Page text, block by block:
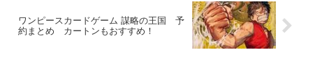
ワンピースカードゲーム 謀略の王国 予
約まとめ カートンもおすすめ！